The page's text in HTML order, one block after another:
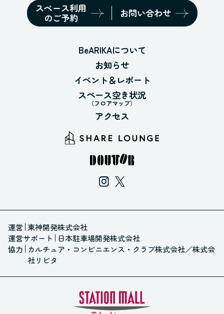
BeARIKAについて
お知らせ
イベント＆レポート
スペース空き状況
（フロアマップ）
アクセス
スペース利用
のご予約
お問い合わせ
運営 東神開発株式会社
運営サポート 日本駐車場開発株式会社
協力 カルチュア・コンビニエンス・クラブ株式会社／株式会
社リビタ